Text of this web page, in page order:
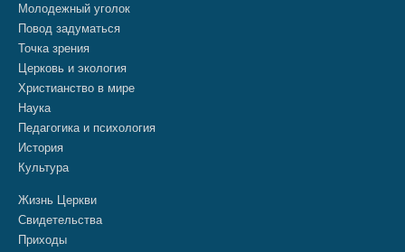
Молодежный уголок
Повод задуматься
Точка зрения
Церковь и экология
Христианство в мире
Наука
Педагогика и психология
История
Культура
Жизнь Церкви
Свидетельства
Приходы